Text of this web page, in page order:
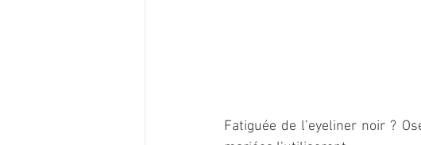
Fatiguée de l’eyeliner noir ?